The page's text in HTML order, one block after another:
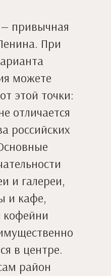
привычная
При
можете
этой точки:
отличается
российских
и галереи,
и кафе,
в центре.
район